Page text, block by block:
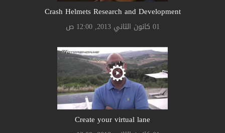
Crash Helmets Research and Development
01 كانون الثاني 2013, 12:00 ص
Create your virtual lane